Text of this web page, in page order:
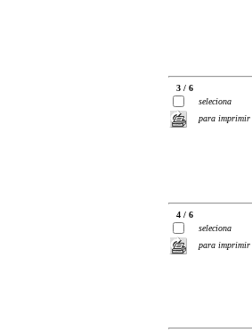
3 / 6
seleciona
para imprimir
4 / 6
seleciona
para imprimir